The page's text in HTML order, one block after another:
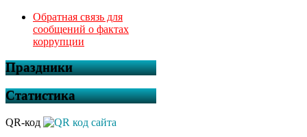
Обратная связь для
сообщений о фактах
коррупции
Праздники
Статистика
QR-код